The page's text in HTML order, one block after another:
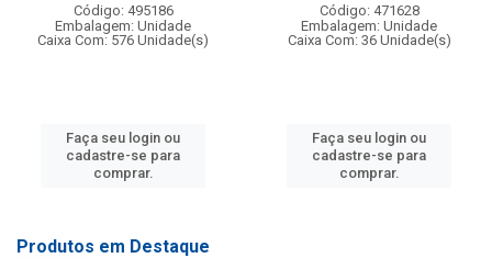
Código: 495186
Embalagem: Unidade
Caixa Com: 576 Unidade(s)
Faça seu login ou
cadastre-se para
comprar.
Código: 471628
Embalagem: Unidade
Caixa Com: 36 Unidade(s)
Faça seu login ou
cadastre-se para
comprar.
Produtos em Destaque